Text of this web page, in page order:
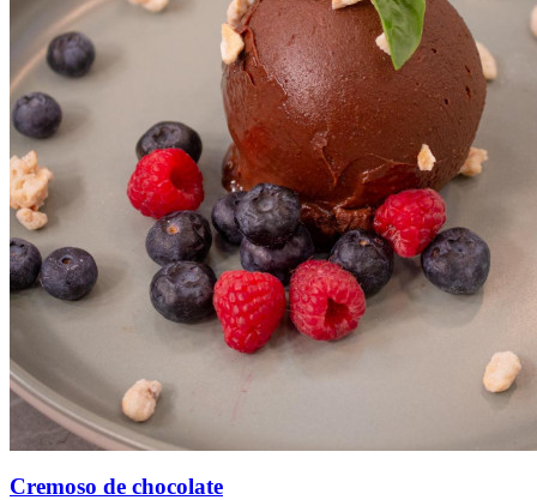
Cremoso de chocolate